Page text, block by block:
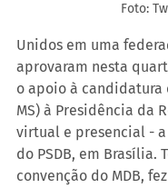
Foto:
Unidos em uma
aprovaram nesta
o apoio à candidatura
MS) à Presidência da
virtual e presencial -
do PSDB, em Brasília.
convenção do MDB,